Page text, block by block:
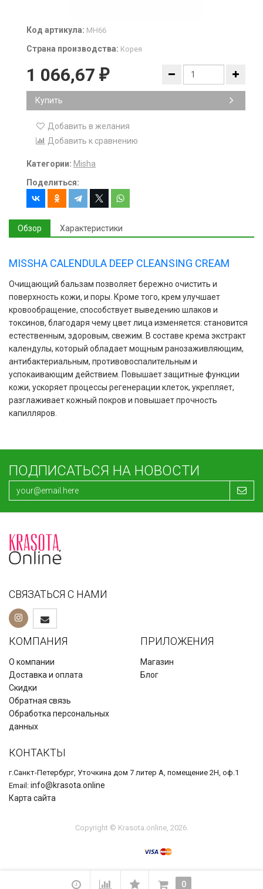
Код артикула: MH66
Страна производства: Корея
1 066,67 ₽
Купить
Добавить в желания
Добавить к сравнению
Категории: Misha
Поделиться:
Обзор Характеристики
MISSHA CALENDULA DEEP CLEANSING CREAM
Очищающий бальзам позволяет бережно очистить и
поверхность кожи, и поры. Кроме того, крем улучшает
кровообращение, способствует выведению шлаков и
токсинов, благодаря чему цвет лица изменяется: становится
естественным, здоровым, свежим. В составе крема экстракт
календулы, который обладает мощным ранозаживляющим,
антибактериальным, противовоспалительным и
успокаивающим действием. Повышает защитные функции
кожи, ускоряет процессы регенерации клеток, укрепляет,
разглаживает кожный покров и повышает прочность
капилляров.
ПОДПИСАТЬСЯ НА НОВОСТИ
СВЯЗАТЬСЯ С НАМИ
КОМПАНИЯ
О компании
Доставка и оплата
Скидки
Обратная связь
Обработка персональных
данных
ПРИЛОЖЕНИЯ
Магазин
Блог
КОНТАКТЫ
г.Санкт-Петербург, Уточкина дом 7 литер А, помещение 2Н, оф.1
Email: info@krasota.online
Карта сайта
Copyright © Krasota.online, 2026.
0